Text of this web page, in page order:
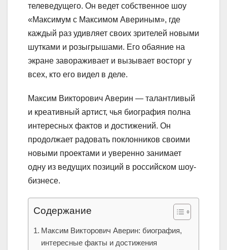
телеведущего. Он ведет собственное шоу
«Максимум с Максимом Авериным», где
каждый раз удивляет своих зрителей новыми
шутками и розыгрышами. Его обаяние на
экране завораживает и вызывает восторг у
всех, кто его видел в деле.
Максим Викторович Аверин — талантливый
и креативный артист, чья биография полна
интересных фактов и достижений. Он
продолжает радовать поклонников своими
новыми проектами и уверенно занимает
одну из ведущих позиций в российском шоу-
бизнесе.
Содержание
Максим Викторович Аверин: биография,
интересные факты и достижения